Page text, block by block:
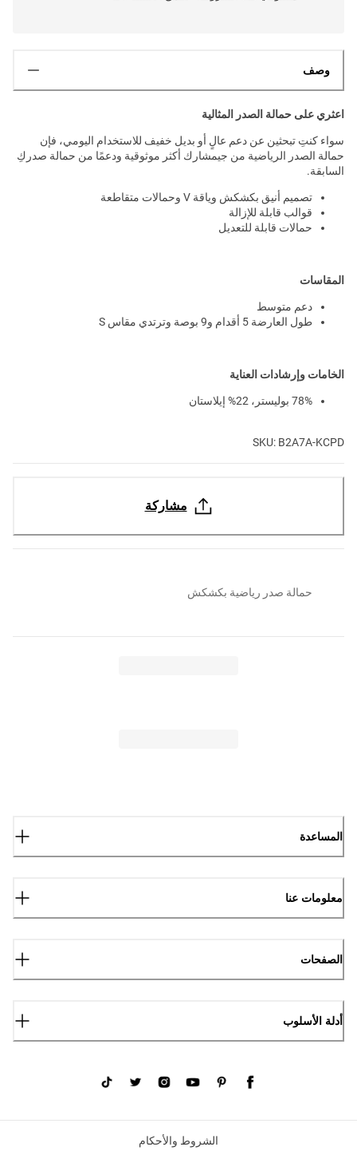
وصف
اعثري على حمالة الصدر المثالية
سواء كنتِ تبحثين عن دعم عالٍ أو بديل خفيف للاستخدام اليومي، فإن
حمالة الصدر الرياضية من جيمشارك أكثر موثوقية ودعمًا من حمالة صدركِ
السابقة.
تصميم أنيق بكشكش وياقة V وحمالات متقاطعة
قوالب قابلة للإزالة
حمالات قابلة للتعديل
المقاسات
دعم متوسط
طول العارضة 5 أقدام و9 بوصة وترتدي مقاس S
الخامات وإرشادات العناية
78% بوليستر، 22% إيلاستان
SKU: B2A7A-KCPD
مشاركة
حمالة صدر رياضية بكشكش
المساعدة
معلومات عنا
الصفحات
أدلة الأسلوب
الشروط والأحكام